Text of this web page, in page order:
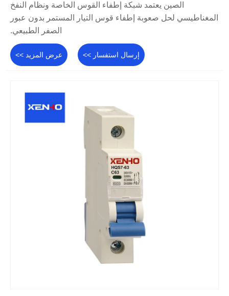
الصين يعتمد شبكة إطفاء القوس الخاصة ونظام النفخ
المغناطيسي لحل صعوبة إطفاء قوس التيار المستمر بدون عبور
الصفر الطبيعي.
عرض المزيد >> إرسال استفسار >>